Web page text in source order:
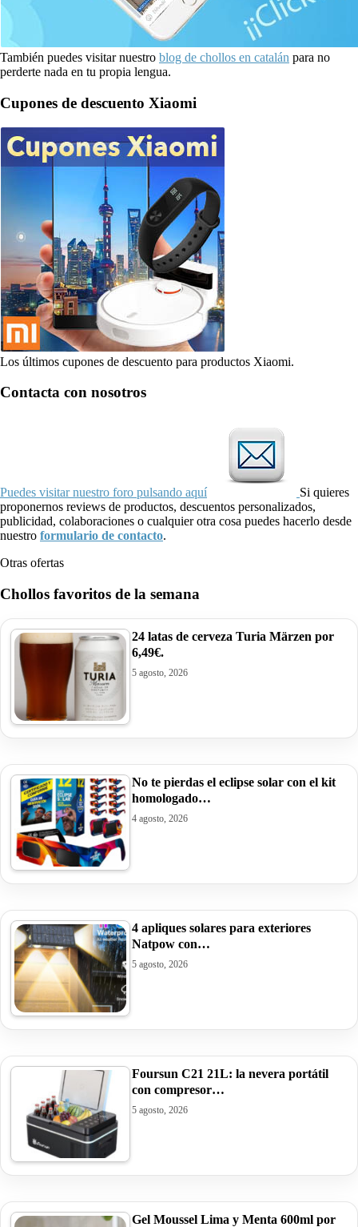
También puedes visitar nuestro blog de chollos en catalán para no
perderte nada en tu propia lengua.
Cupones de descuento Xiaomi
Los últimos cupones de descuento para productos Xiaomi.
Contacta con nosotros
Puedes visitar nuestro foro pulsando aquí
Si quieres
proponernos reviews de productos, descuentos personalizados,
publicidad, colaboraciones o cualquier otra cosa puedes hacerlo desde
nuestro formulario de contacto.
Otras ofertas
Chollos favoritos de la semana
24 latas de cerveza Turia Märzen por
6,49€.
5 agosto, 2026
No te pierdas el eclipse solar con el kit
homologado…
4 agosto, 2026
4 apliques solares para exteriores
Natpow con…
5 agosto, 2026
Foursun C21 21L: la nevera portátil
con compresor…
5 agosto, 2026
Gel Moussel Lima y Menta 600ml por